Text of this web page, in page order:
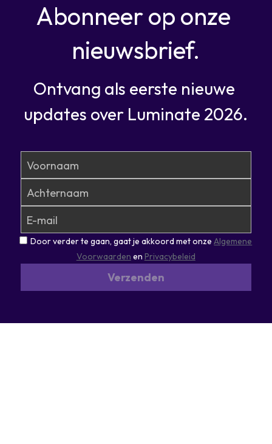
Abonneer op onze
nieuwsbrief.
Ontvang als eerste nieuwe
updates over Luminate 2026.
Voornaam
Achternaam
E-mail
Door verder te gaan, gaat je akkoord met onzeAlgemene
Voorwaarden en Privacybeleid
Verzenden